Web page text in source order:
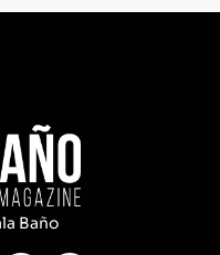
Baño